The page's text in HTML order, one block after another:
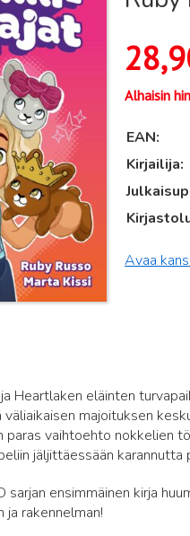
Alhaisin
EAN
Kirjailija
Avaa
Heartlaken eläinten
majoituksen
paras vaihtoehto nokkelien
jäljittäessään karannutta
sarjan ensimmäinen kirja
ja rakennelman!